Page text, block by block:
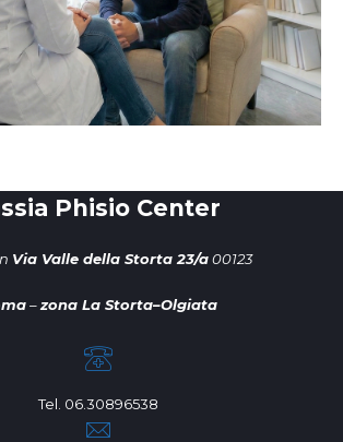
Phisio Center
Via Valle della Storta 23/a00123
–zona La Storta–Olgiata
Tel. 06.30896538